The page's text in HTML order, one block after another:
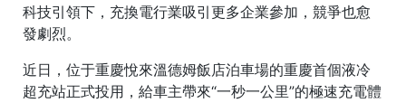
科技引領下，充換電行業吸引更多企業參加，競爭也愈
發劇烈。
近日，位于重慶悅來溫德姆飯店泊車場的重慶首個液冷
超充站正式投用，給車主帶來“一秒一公里”的極速充電體